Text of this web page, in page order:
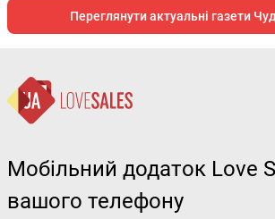
Переглянути актуальні газети
Мобільний додаток Love
вашого телефону